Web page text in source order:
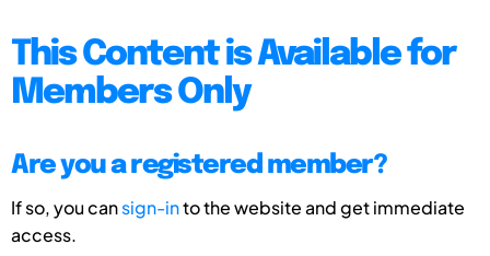
This Content is Available for
Members Only
Are you a registered member?
If so, you cansign-into the website and get immediate
access.